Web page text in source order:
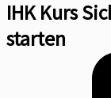
IHK Kurs
starten